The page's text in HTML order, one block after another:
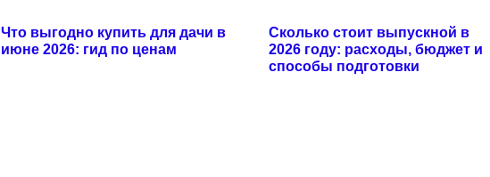
Что выгодно купить для дачи в
июне 2026: гид по ценам
Сколько стоит выпускной в
2026 году: расходы, бюджет и
способы подготовки